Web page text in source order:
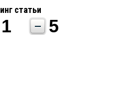
статьи
1 5